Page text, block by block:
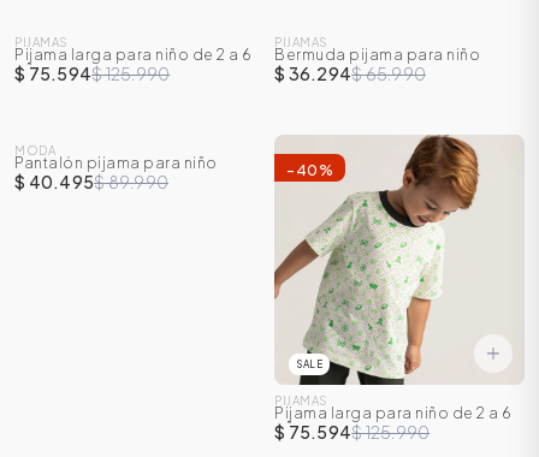
-40 %
PIJAMAS
Pijama larga para niño de 2 a 6
años
$ 75.594$ 125.990
-45%
PIJAMAS
Bermuda pijama para niño
$ 36.294$ 65.990
-55%
MODA
Pantalón pijama para niño
$ 40.495$ 89.990
- 40 %
SALE
PIJAMAS
Pijama larga para niño de 2 a 6
años
$ 75.594$ 125.990